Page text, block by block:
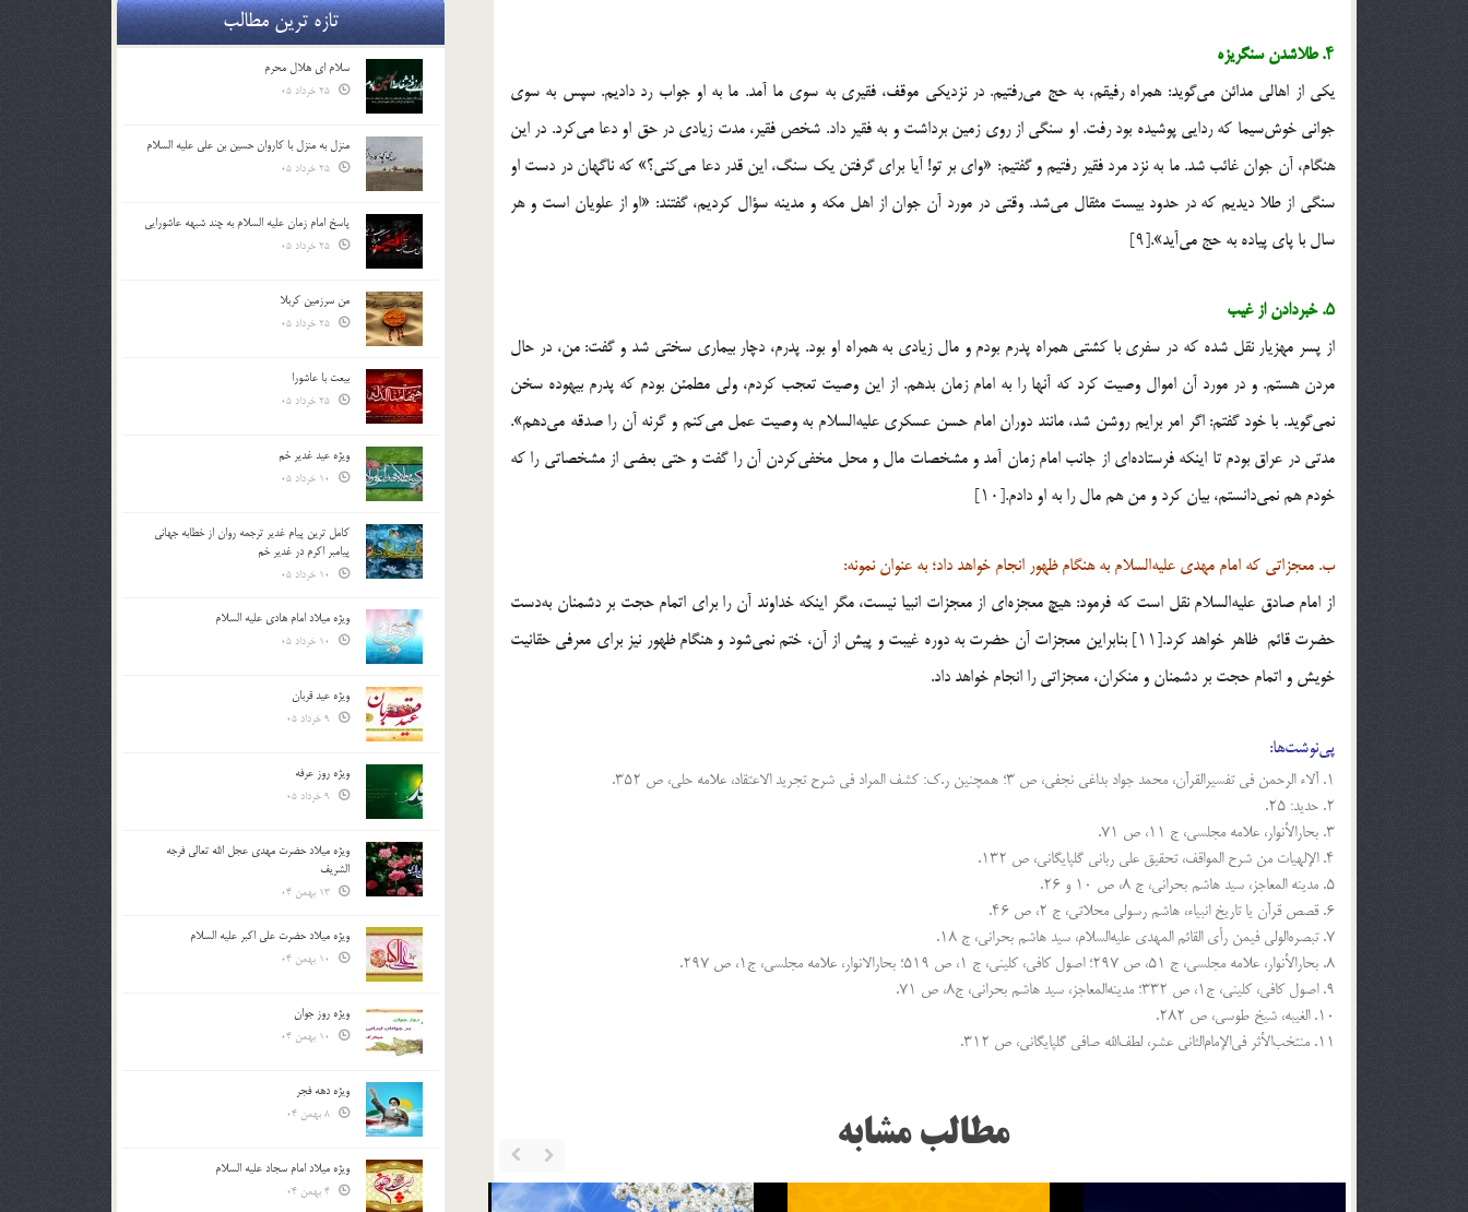
۴. طلاشدن سنگریزه
یکی از اهالی مدائن می‌گوید: همراه رفیقم، به حج می‌رفتیم. در نزدیکی موقف، فقیری به سوی ما آمد. ما به او جواب رد دادیم. سپس به سوی
جوانی خوش‌سیما که ردایی پوشیده بود رفت. او سنگی از روی زمین برداشت و به فقیر داد. شخص فقیر، مدت زیادی در حق او دعا می‌کرد. در این
هنگام، آن جوان غائب شد. ما به نزد مرد فقیر رفتیم و گفتیم: «وای بر تو! آیا برای گرفتن یک سنگ، این قدر دعا می‌کنی؟» که ناگهان در دست او
سنگی از طلا دیدیم که در حدود بیست مثقال می‌شد. وقتی در مورد آن جوان از اهل مکه و مدینه سؤال کردیم، گفتند: «او از علویان است و هر
سال با پای پیاده به حج می‌آید».[۹]
۵. خبردادن از غیب
از پسر مهزیار نقل شده که در سفری با کشتی همراه پدرم بودم و مال زیادی به همراه او بود. پدرم، دچار بیماری سختی شد و گفت: من، در حال
مردن هستم. و در مورد آن اموال وصیت کرد که آنها را به امام زمان بدهم. از این وصیت تعجب کردم، ولی مطمئن بودم که پدرم بیهوده سخن
نمی‌گوید. با خود گفتم: اگر امر برایم روشن شد، مانند دوران امام حسن عسکری علیه‌السلام به وصیت عمل می‌کنم و گرنه آن را صدقه می‌دهم».
مدتی در عراق بودم تا اینکه فرستاده‌ای از جانب امام زمان آمد و مشخصات مال و محل مخفی‌کردن آن را گفت و حتی بعضی از مشخصاتی را که
خودم هم نمی‌دانستم، بیان کرد و من هم مال را به او دادم.[۱۰]
ب. معجزاتی که امام مهدی علیه‌السلام به هنگام ظهور انجام خواهد داد؛ به عنوان نمونه:
از امام صادق علیه‌السلام نقل است که فرمود: هیچ معجزه‌ای از معجزات انبیا نیست، مگر اینکه خداوند آن را برای اتمام حجت بر دشمنان به‌دست
حضرت قائم ظاهر خواهد کرد.[۱۱] بنابراین معجزات آن حضرت به دوره‌ غیبت و پیش از آن، ختم نمی‌شود و هنگام ظهور نیز برای معرفی حقانیت
خویش و اتمام حجت بر دشمنان و منکران، معجزاتی را انجام خواهد داد.
پی‌نوشت‌ها:
۱. آلاء الرحمن فی تفسیرالقرآن، محمد جواد بداغی نجفی، ص ۳؛ همچنین ر.ک: کشف المراد فی شرح تجرید الاعتقاد، علامه حلی، ص ۳۵۲.
۲. حدید: ۲۵.
۳. بحارالأنوار، علامه مجلسی، ج ۱۱، ص ۷۱.
۴. الإلهیات من شرح المواقف، تحقیق علی ربانی گلپایگانی، ص ۱۳۲.
۵. مدینه المعاجز، سید هاشم بحرانی، ج ۸، ص ۱۰ و ۲۶.
۶. قصص قرآن یا تاریخ انبیاء، هاشم رسولی محلاتی، ج ۲، ص ۴۶.
۷. تبصره‌الولی فیمن رأی القائم المهدی علیه‌السلام، سید هاشم بحرانی، ج ۱۸.
۸. بحارالأنوار، علامه مجلسی، ج ۵۱، ص ۲۹۷؛ اصول کافی، کلینی، ج ۱، ص ۵۱۹؛ بحارالانوار، علامه مجلسی، ج۱، ص ۲۹۷.
۹. اصول کافی، کلینی، ج۱، ص ۳۳۲؛ مدینه‌المعاجز، سید هاشم بحرانی، ج۸، ص ۷۱.
۱۰. الغیبه، شیخ طوسی، ص ۲۸۲.
۱۱. منتخب‌الأثر فی‌الإمام‌الثانی عشر، لطف‌الله صافی گلپایگانی، ص ۳۱۲.
مطالب مشابه
تازه ترین مطالب
سلام ای هلال محرم
منزل به منزل با کاروان حسین بن علی علیه السلام
پاسخ امام زمان علیه السلام به چند شبهه عاشورایی
من سرزمین کربلا
بیعت با عاشورا
ویژه عید غدیر خم
کامل ترین پیام غدیر ترجمه روان از خطابه جهانی
پیامبر اکرم در غدیر خم
ویژه میلاد امام هادی علیه السلام
ویژه عید قربان
ویژه روز عرفه
ویژه میلاد حضرت مهدی عجل الله تعالی فرجه
الشريف
ویژه میلاد حضرت علی اکبر علیه السلام
ویژه روز جوان
ویژه دهه فجر
ویژه میلاد امام سجاد علیه السلام